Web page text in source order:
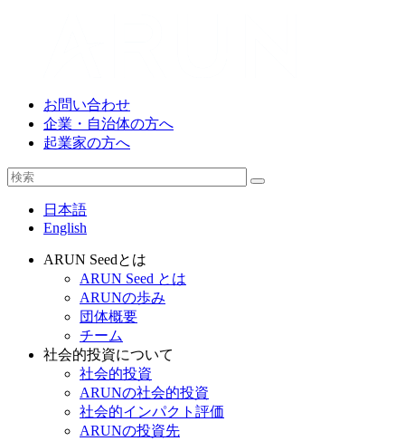
お問い合わせ
企業・自治体の方へ
起業家の方へ
日本語
English
ARUN Seedとは
ARUN Seed とは
ARUNの歩み
団体概要
チーム
社会的投資について
社会的投資
ARUNの社会的投資
社会的インパクト評価
ARUNの投資先